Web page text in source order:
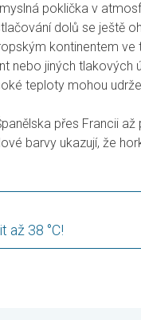
poklička v
dolů se ještě
kontinentem ve
nebo jiných tlakových
teploty mohou
přes Francii
barvy ukazují, že
až 38 °C!